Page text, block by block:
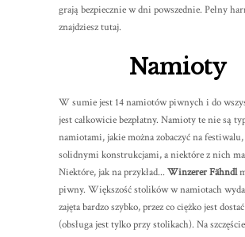
grają bezpiecznie w dni powszednie. Pełny
znajdziesz tutaj.
Namioty
W sumie jest 14 namiotów piwnych i do
jest całkowicie bezpłatny. Namioty te nie są
namiotami, jakie można zobaczyć na
solidnymi konstrukcjami, a niektóre z nich
Niektóre, jak na przykład... Winzerer Fähndl
piwny. Większość stolików w namiotach
zajęta bardzo szybko, przez co ciężko jest
(obsługa jest tylko przy stolikach). Na